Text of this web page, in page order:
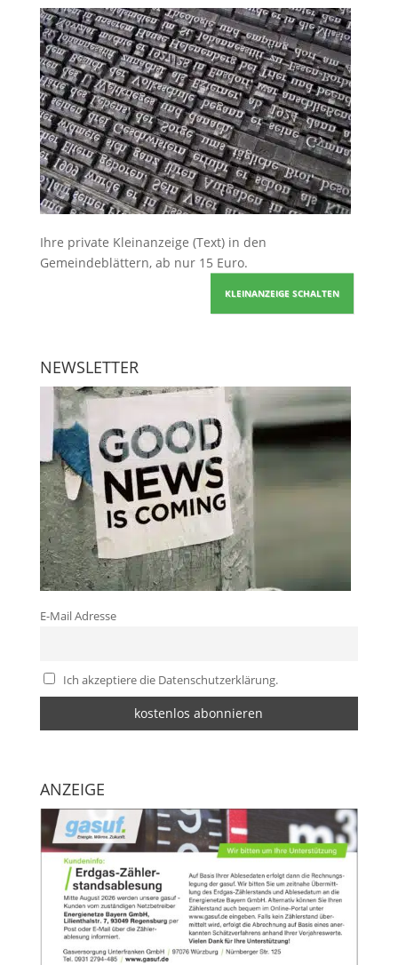
Ihre private Kleinanzeige (Text) in den
Gemeindeblättern, ab nur 15 Euro.
KLEINANZEIGE SCHALTEN
NEWSLETTER
E-Mail Adresse
Ich akzeptiere die Datenschutzerklärung.
ANZEIGE